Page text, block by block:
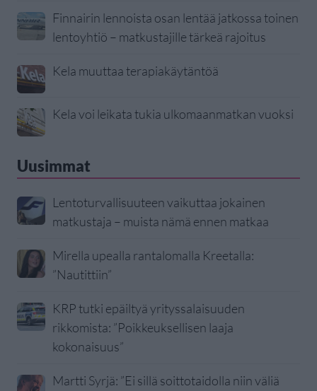
Finnairin lennoista osan lentää jatkossa toinen
lentoyhtiö – matkustajille tärkeä rajoitus
Kela muuttaa terapiakäytäntöä
Kela voi leikata tukia ulkomaanmatkan vuoksi
Uusimmat
Lentoturvallisuuteen vaikuttaa jokainen
matkustaja – muista nämä ennen matkaa
Mirella upealla rantalomalla Kreetalla:
”Nautittiin”
KRP tutki epäiltyä yrityssalaisuuden
rikkomista: ”Poikkeuksellisen laaja
kokonaisuus”
Martti Syrjä: ”Ei sillä soittotaidolla niin väliä